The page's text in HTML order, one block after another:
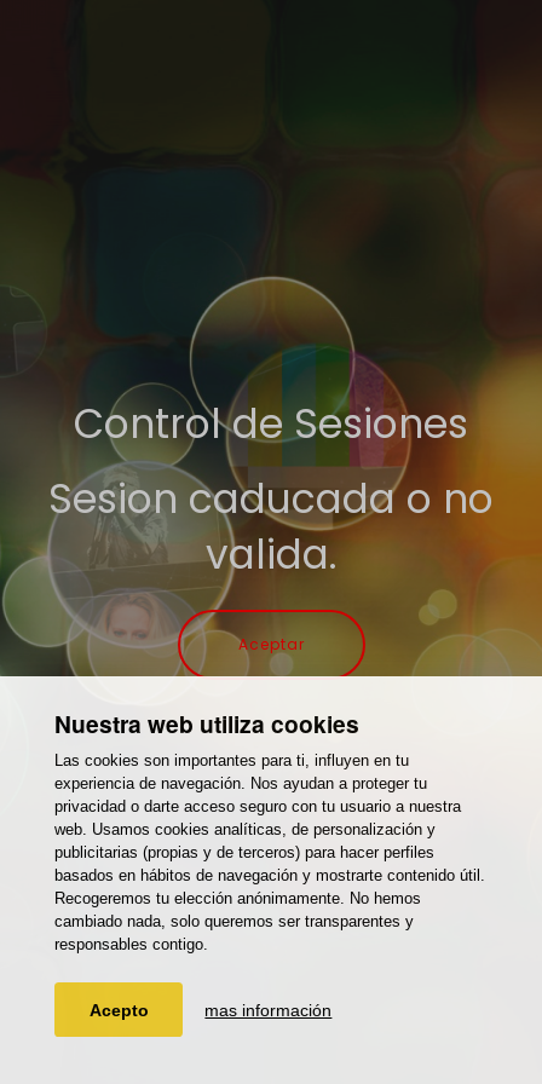
Nuestra web utiliza cookies
Las cookies son importantes para ti, influyen en tu
experiencia de navegación. Nos ayudan a proteger tu
privacidad o darte acceso seguro con tu usuario a nuestra
web. Usamos cookies analíticas, de personalización y
publicitarias (propias y de terceros) para hacer perfiles
basados en hábitos de navegación y mostrarte contenido útil.
Recogeremos tu elección anónimamente. No hemos
cambiado nada, solo queremos ser transparentes y
responsables contigo.
Acepto mas información
Control de Sesiones
Sesion caducada o no
valida.
Aceptar